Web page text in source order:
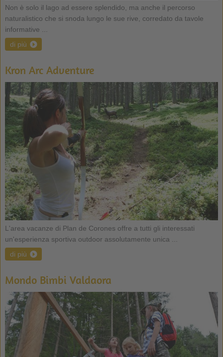
Non è solo il lago ad essere splendido, ma anche il percorso
naturalistico che si snoda lungo le sue rive, corredato da tavole
informative ...
di più
Kron Arc Adventure
L'area vacanze di Plan de Corones offre a tutti gli interessati
un'esperienza sportiva outdoor assolutamente unica ...
di più
Mondo Bimbi Valdaora